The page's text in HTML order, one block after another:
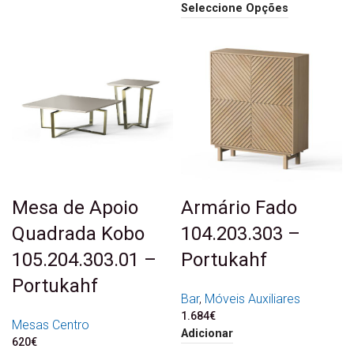
Seleccione Opções
Mesa de Apoio
Quadrada Kobo
105.204.303.01 –
Portukahf
Mesas Centro
620€
Armário Fado
104.203.303 –
Portukahf
Bar, Móveis Auxiliares
1.684€
Adicionar